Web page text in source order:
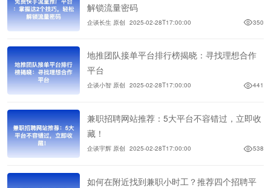
解锁流量密码
企谈长生 原创 2025-02-28T17:00:00 350
地推团队接单平台排行榜揭晓：寻找理想合作
平台
企谈小智 原创 2025-02-28T17:00:00 441
兼职招聘网站推荐：5大平台不容错过，立即收
藏！
企谈宇辉 原创 2025-02-28T17:00:00 538
如何在附近找到兼职小时工？推荐四个招聘平